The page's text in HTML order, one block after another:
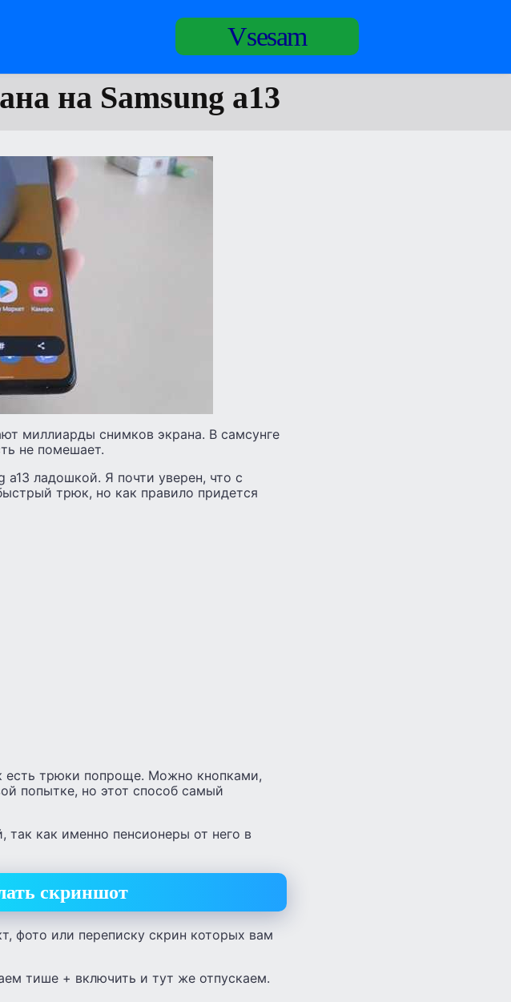
Vsesam
на Samsung a13
миллиарды снимков экрана. В самсунге
не помешает.
a13 ладошкой. Я почти уверен, что с
трюк, но как правило придется
есть трюки попроще. Можно кнопками,
попытке, но этот способ самый
как именно пенсионеры от него в
скриншот
фото или переписку скрин которых вам
тише + включить и тут же отпускаем.